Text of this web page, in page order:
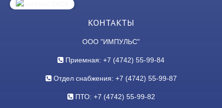
КОНТАКТЫ
ООО "ИМПУЛЬС"
Приемная: +7 (4742) 55-99-84
Отдел снабжения: +7 (4742) 55-99-87
ПТО: +7 (4742) 55-99-82